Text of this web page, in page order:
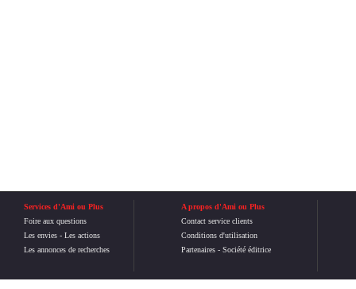
Services d'Ami ou Plus
Foire aux questions
Les envies - Les actions
Les annonces de recherches
A propos d'Ami ou Plus
Contact service clients
Conditions d'utilisation
Partenaires- Société éditrice